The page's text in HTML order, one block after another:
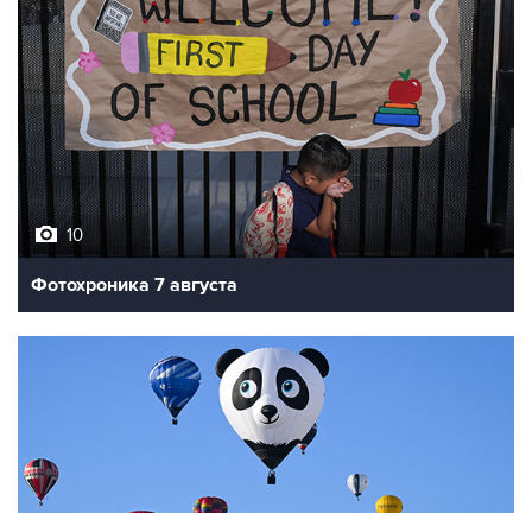
10
Фотохроника 7 августа